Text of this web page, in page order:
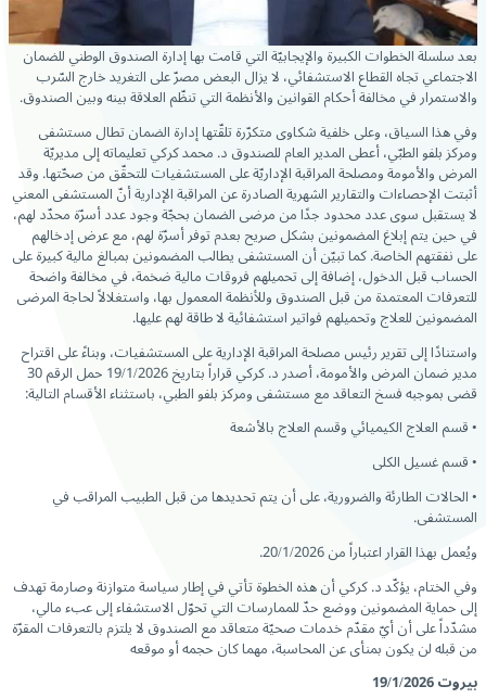
بعد سلسلة الخطوات الكبيرة والإيجابيّة التي قامت بها إدارة الصندوق الوطني للضمان
الاجتماعي تجاه القطاع الاستشفائي، لا يزالالبعض مصرّ على التغريد خارج السّرب
والاستمرار في مخالفة أحكام القوانين والأنظمة التي تنظّم العلاقة بينه وبين الصندوق.
وفي هذا السياق، وعلى خلفية شكاوى متكرّرة تلقّتها إدارة الضمان تطال مستشفى
ومركز بلفو الطبّي، أعطى المدير العام للصندوق د. محمد كركي تعليماته إلى مديريّة
المرض والأمومة ومصلحة المراقبة الإداريّة على المستشفيات للتحقّق من صحّتها. وقد
أثبتت الإحصاءات والتقارير الشهرية الصادرة عن المراقبة الإدارية أنّ المستشفى المعني
لا يستقبل سوى عدد محدود جدًا من مرضى الضمان بحجّة وجود عدد أسرّة محدّد لهم،
في حين يتم إبلاغ المضمونين بشكل صريح بعدم توفر أسرّة لهم، مع عرض إدخالهم
على نفقتهم الخاصة. كما تبيّن أن المستشفى يطالب المضمونين بمبالغ مالية كبيرة على
الحساب قبل الدخول، إضافة إلى تحميلهم فروقات مالية ضخمة، في مخالفة واضحة
للتعرفات المعتمدة من قبل الصندوق وللأنظمة المعمول بها، واستغلالاً لحاجة المرضى
المضمونين للعلاج وتحميلهم فواتير استشفائية لا طاقة لهم عليها.
واستنادًا إلى تقرير رئيس مصلحة المراقبة الإدارية على المستشفيات، وبناءً على اقتراح
مدير ضمان المرض والأمومة، أصدر د. كركي قراراً بتاريخ 19/1/2026 حمل الرقم 30
قضى بموجبه فسخ التعاقد مع مستشفى ومركز بلفو الطبي، باستثناء الأقسام التالية:
• قسم العلاج الكيميائي وقسم العلاج بالأشعة
• قسم غسيل الكلى
• الحالات الطارئة والضرورية، على أن يتم تحديدها من قبل الطبيب المراقب في
المستشفى.
ويُعمل بهذا القرار اعتباراً من 20/1/2026.
وفي الختام، يؤكّد د. كركي أن هذه الخطوة تأتي في إطار سياسة متوازنة وصارمة تهدف
إلى حماية المضمونين ووضع حدّ للممارسات التي تحوّل الاستشفاء إلى عبء مالي،
مشدّداً على أن أيّ مقدّم خدمات صحيّة متعاقد مع الصندوق لا يلتزم بالتعرفات المقرّة
من قبله لن يكون بمنأى عن المحاسبة، مهما كان حجمه أو موقعه
بيروت19/1/2026